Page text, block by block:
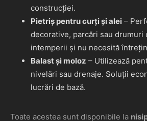
construcției.
Pietriș pentru curți și alei –
decorative, parcări sau drumuri
intemperii și nu necesită
Balast și moloz – Utilizează
nivelări sau drenaje. Soluții
lucrări de bază.
Toate acestea sunt disponibile la